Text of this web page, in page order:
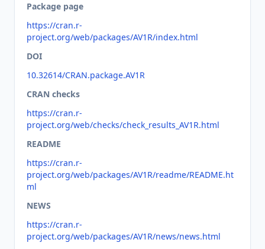
Package page
https://cran.r-
project.org/web/packages/AV1R/index.html
DOI
10.32614/CRAN.package.AV1R
CRAN checks
https://cran.r-
project.org/web/checks/check_results_AV1R.html
README
https://cran.r-
project.org/web/packages/AV1R/readme/README.ht
ml
NEWS
https://cran.r-
project.org/web/packages/AV1R/news/news.html